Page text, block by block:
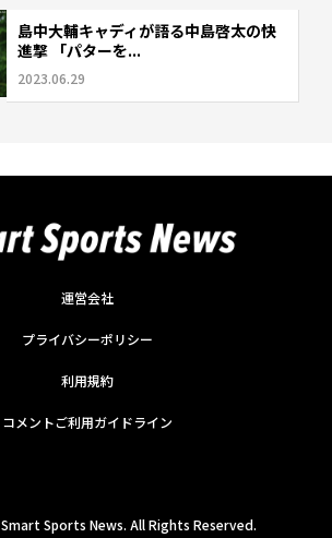
島中大輔キャディが語る中島啓太の快
進撃 「パターを...
2023.06.29
運営会社
プライバシーポリシー
利用規約
コメントご利用ガイドライン
Smart Sports News. All Rights Reserved.